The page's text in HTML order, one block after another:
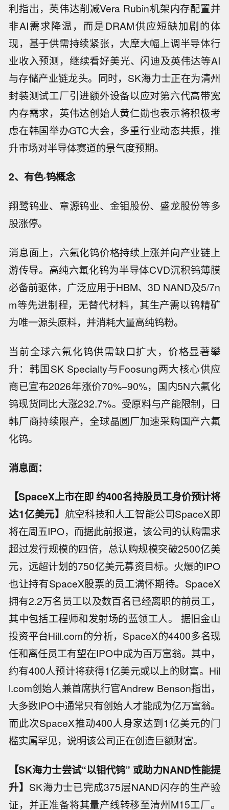
利指出，英伟达削减Vera Rubin机架内存配置并
非AI需求降温，而是DRAM供应短缺加剧的体
现，基于供需持续紧张，大摩大幅上调半导体行
业收入预测，继续看好美光、闪迪及英伟达等AI
与存储产业链龙头。同时，SK海力士正在为清州
封装测试工厂引进额外设备以应对第六代高带宽
内存需求，英伟达创始人黄仁勋也表示将积极考
虑在韩国举办GTC大会，多重行业动态共振，推
升市场对半导体赛道的景气度预期。
2、有色·钨概念
翔鹭钨业、章源钨业、金钼股份、盛龙股份等多
股涨停。
消息面上，六氟化钨价格持续上涨并向产业链上
游传导。高纯六氟化钨为半导体CVD沉积钨薄膜
必备前驱体，广泛应用于HBM、3D NAND及5/7n
m等先进制程，无替代材料，其生产需以钨精矿
为唯一源头原料，并消耗大量高纯钨粉。
当前全球六氟化钨供需缺口扩大，价格显著攀
升：韩国SK Specialty与Foosung两大核心供应
商已宣布2026年涨价70%–90%，国内5N六氟化
钨现货同比大涨232.7%。受原料与产能限制，日
韩厂商持续限产，全球晶圆厂加速采购国产六氟
化钨。
消息面：
【SpaceX上市在即 约400名持股员工身价预计将
达1亿美元】 航空科技和人工智能公司SpaceX即
将在周五IPO，而据此前报道，该公司的认购需求
超过发行规模的四倍，总认购规模突破2500亿美
元，远超计划的750亿美元募资目标。火爆的IPO
也让持有SpaceX股票的员工满怀期待。SpaceX
拥有2.2万名员工以及数百名已经离职的前员工，
其中包括工程师和发射场的蓝领工人。 据旧金山
投资平台Hill.com的分析，SpaceX的4400多名现
任和离任员工有望在IPO中成为百万富翁。其中，
约有400人预计将获得1亿美元或以上的财富。Hil
l.com创始人兼首席执行官Andrew Benson指出，
大多数IPO中通常只有创始人才能成为亿万富翁。
而此次SpaceX推动400人身家达到1亿美元的门
槛实属罕见，说明该公司正在创造巨额财富。
【SK海力士尝试“以钼代钨” 或助力NAND性能提
升】 SK海力士已完成375层NAND闪存的生产验
证，并正准备将其量产线转移至清州M15工厂。